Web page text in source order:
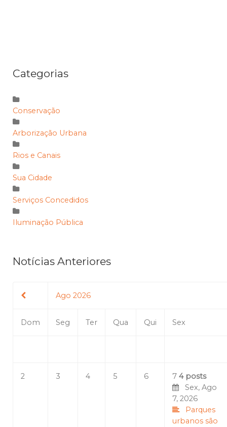
Categorias
Conservação
Arborização Urbana
Rios e Canais
Sua Cidade
Serviços Concedidos
Iluminação Pública
Notícias Anteriores
Ago 2026
Dom Seg Ter Qua Qui Sex
2 3 4 5 6 7 4 posts
Sex, Ago
7, 2026
Parques
urbanos são